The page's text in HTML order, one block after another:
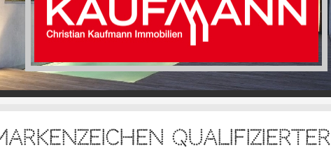
Markenzeichen qualifizierter